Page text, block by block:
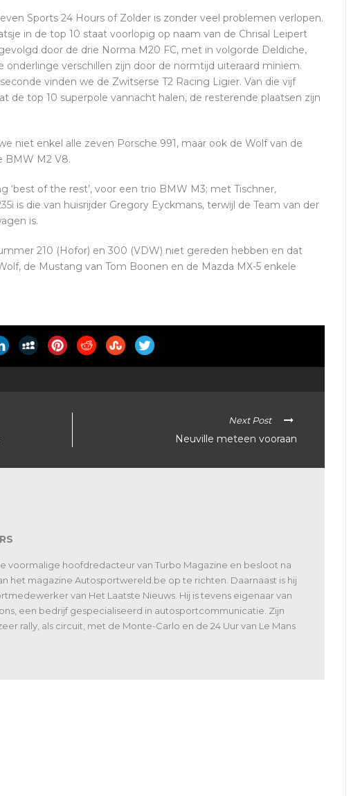
Sports 24 Hours of Zolder is zonder veel problemen verlopen.
in de top 10 staat voorlopig op naam van de Chrisal Leipert
door de drie Norma M20 FC, met in volgorde Deldiche,
onderlinge verschillen zijn door de normtijd uiteraard miniem.
vinden we de Zwitserse T2 Racing Ligier. Van die vijf
de top 10 superpole vannacht halen, de resterende plaatsen zijn
niet enkel alle zeven Porsche 991, maar ook de Wolf van de
BMW M2 V8.
‘best of the rest’, voor een trio BMW M3; met Tischner,
is die van huisrijder Gregory Eyckmans, terwijl de Team van der
is.
210 (Hofor) en 300 (VDW) niet gereden hebben en dat
de Mustang van Tom Boonen en de Mazda MX-5 enkele
Next Post
Neuville meteen vooraan
voormalige hoofdredacteur van Turbo Magazine en besloot na
het magazine Autosportwereld.be op te richten. Daarnaast is hij
van Het Laatste Nieuws. Hij is tevens eigenaar van
een bedrijf gespecialiseerd in autosportcommunicatie. Zijn
rally, als circuit, met de Monte-Carlo en de 24 Uur van Le Mans